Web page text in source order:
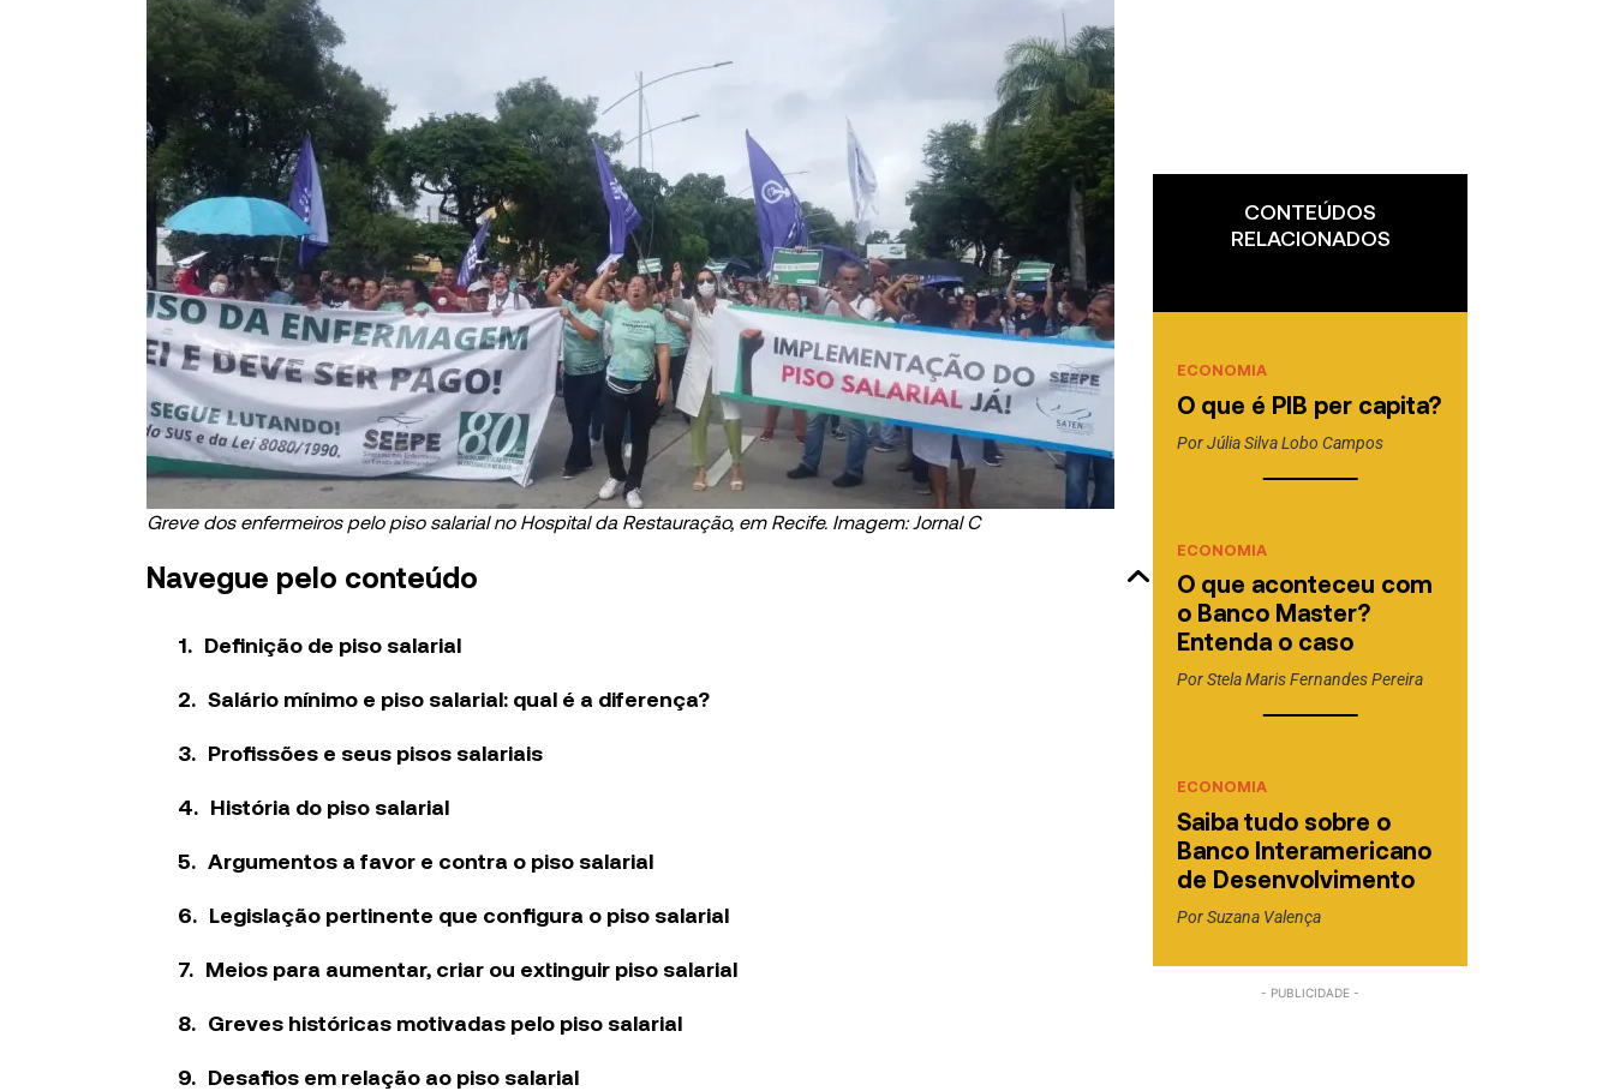
Greve dos enfermeiros pelo piso salarial no Hospital da Restauração, em Recife. Imagem: Jornal C
Navegue pelo conteúdo
Definição de piso salarial
Salário mínimo e piso salarial: qual é a diferença?
Profissões e seus pisos salariais
História do piso salarial
Argumentos a favor e contra o piso salarial
Legislação pertinente que configura o piso salarial
Meios para aumentar, criar ou extinguir piso salarial
Greves históricas motivadas pelo piso salarial
Desafios em relação ao piso salarial
CONTEÚDOS
RELACIONADOS
ECONOMIA
O que é PIB per capita?
PorJúlia Silva Lobo Campos
ECONOMIA
O que aconteceu com
o Banco Master?
Entenda o caso
PorStela Maris Fernandes Pereira
ECONOMIA
Saiba tudo sobre o
Banco Interamericano
de Desenvolvimento
PorSuzana Valença